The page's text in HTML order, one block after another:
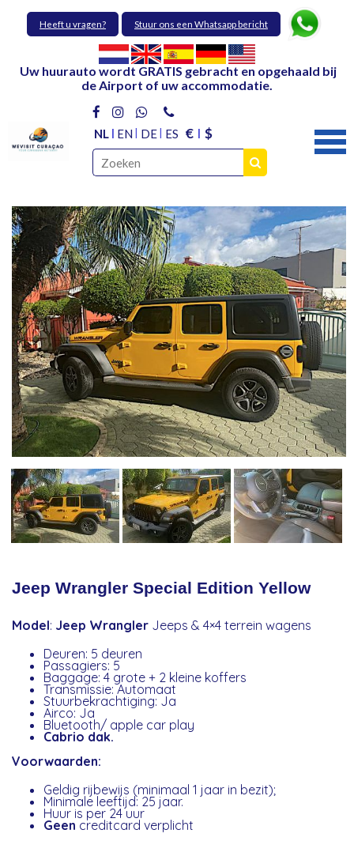
Heeft u vragen? Stuur ons een Whatsapp bericht
Uw huurauto wordt GRATIS gebracht en opgehaald bij
de Airport of uw accommodatie.
NL EN DE ES € $
Jeep Wrangler Special Edition Yellow
Model: Jeep Wrangler Jeeps & 4×4 terrein wagens
Deuren: 5 deuren
Passagiers: 5
Baggage: 4 grote + 2 kleine koffers
Transmissie: Automaat
Stuurbekrachtiging: Ja
Airco: Ja
Bluetooth/ apple car play
Cabrio dak.
Voorwaarden:
Geldig rijbewijs (minimaal 1 jaar in bezit);
Minimale leeftijd: 25 jaar.
Huur is per 24 uur
Geen creditcard verplicht